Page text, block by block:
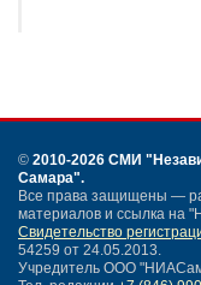
© 2010-2026 СМИ
Самара".
Все права защищены —
материалов и ссылка на
Свидетельство
54259 от 24.05.2013.
Учредитель ООО